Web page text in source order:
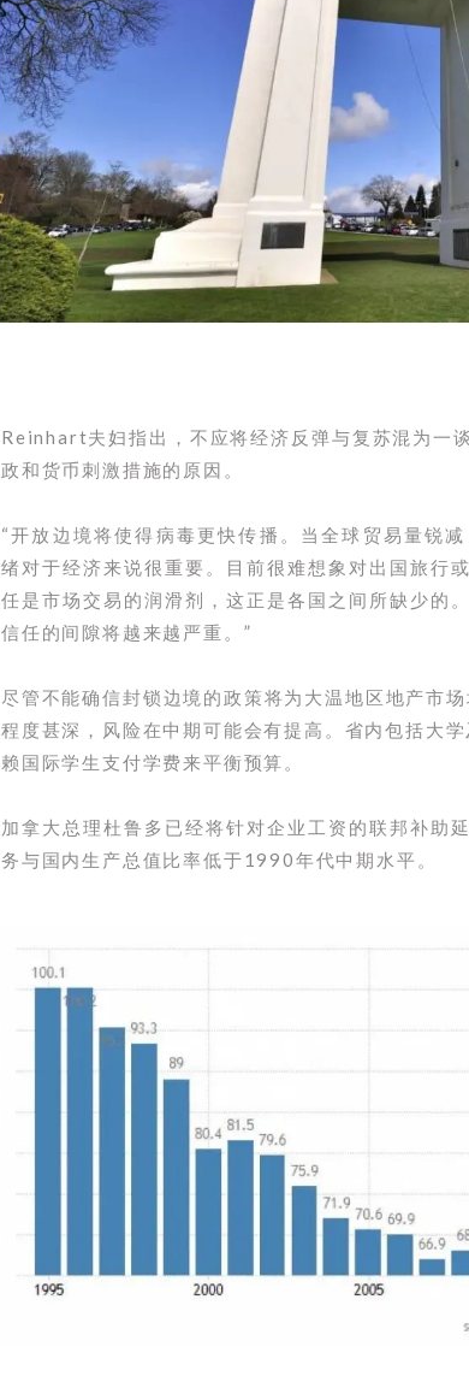
Reinhart夫妇指出，不应将经济反弹与复苏混为一
政和货币刺激措施的原因。
“开放边境将使得病毒更快传播。当全球贸易量锐
绪对于经济来说很重要。目前很难想象对出国旅行
任是市场交易的润滑剂，这正是各国之间所缺少的
信任的间隙将越来越严重。”
尽管不能确信封锁边境的政策将为大温地区地产市
程度甚深，风险在中期可能会有提高。省内包括大
赖国际学生支付学费来平衡预算。
加拿大总理杜鲁多已经将针对企业工资的联邦补助
务与国内生产总值比率低于1990年代中期水平。